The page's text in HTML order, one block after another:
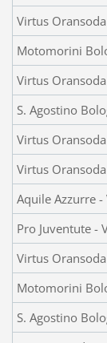
Virtus
Motomorini
Virtus
S. Agostino
Virtus
Virtus
Aquile Azzurre
Pro Juventute
Virtus
Motomorini
S. Agostino